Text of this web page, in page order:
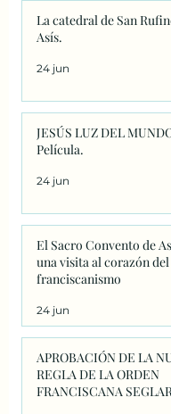
La catedral de San
Asís.
24 jun
JESÚS LUZ DEL
Película.
24 jun
El Sacro Convento de
una visita al corazón del
franciscanismo
24 jun
APROBACIÓN DE LA
REGLA DE LA ORDEN
FRANCISCANA